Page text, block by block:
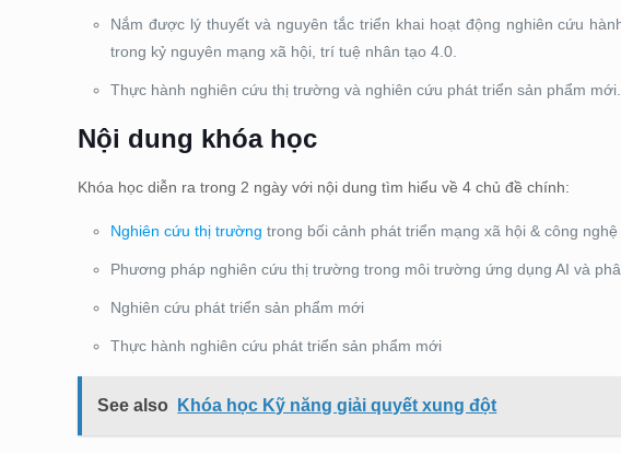
Nắm được lý thuyết và nguyên tắc triển khai hoạt động nghiên cứu
trong kỷ nguyên mạng xã hội, trí tuệ nhân tạo 4.0.
Thực hành nghiên cứu thị trường và nghiên cứu phát triển sản phẩm mới.
Nội dung khóa học
Khóa học diễn ra trong 2 ngày với nội dung tìm hiểu về 4 chủ đề chính:
Nghiên cứu thị trường trong bối cảnh phát triển mạng xã hội & công nghệ
Phương pháp nghiên cứu thị trường trong môi trường ứng dụng AI và
Nghiên cứu phát triển sản phẩm mới
Thực hành nghiên cứu phát triển sản phẩm mới
See also Khóa học Kỹ năng giải quyết xung đột